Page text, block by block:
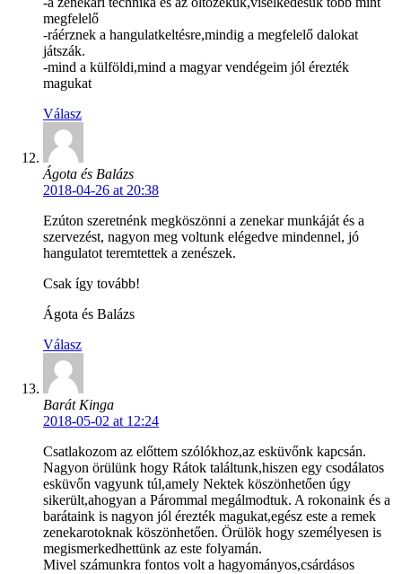
megfelelő
-ráérznek a hangulatkeltésre,mindig a megfelelő dalokat
játszák.
-mind a külföldi,mind a magyar vendégeim jól érezték
magukat
Válasz
Ágota és Balázs
2018-04-26 at 20:38
Ezúton szeretnénk megköszönni a zenekar munkáját és a
szervezést, nagyon meg voltunk elégedve mindennel, jó
hangulatot teremtettek a zenészek.
Csak így tovább!
Ágota és Balázs
Válasz
Barát Kinga
2018-05-02 at 12:24
Csatlakozom az előttem szólókhoz,az esküvőnk kapcsán.
Nagyon örülünk hogy Rátok találtunk,hiszen egy csodálatos
esküvőn vagyunk túl,amely Nektek köszönhetően úgy
sikerült,ahogyan a Párommal megálmodtuk. A rokonaink és a
barátaink is nagyon jól érezték magukat,egész este a remek
zenekarotoknak köszönhetően. Örülök hogy személyesen is
megismerkedhettünk az este folyamán.
Mivel számunkra fontos volt a hagyományos,csárdásos